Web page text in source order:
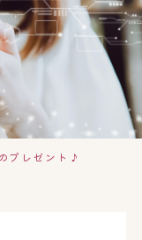
プレゼント♪